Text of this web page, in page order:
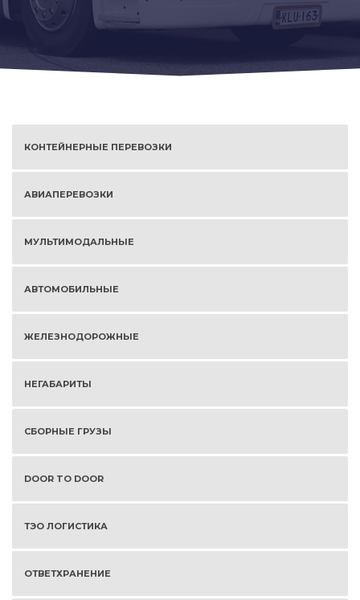
КОНТЕЙНЕРНЫЕ ПЕРЕВОЗКИ
АВИАПЕРЕВОЗКИ
МУЛЬТИМОДАЛЬНЫЕ
АВТОМОБИЛЬНЫЕ
ЖЕЛЕЗНОДОРОЖНЫЕ
НЕГАБАРИТЫ
СБОРНЫЕ ГРУЗЫ
DOOR TO DOOR
ТЭО ЛОГИСТИКА
ОТВЕТХРАНЕНИЕ